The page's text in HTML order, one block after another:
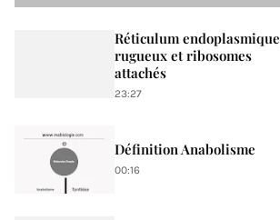
Réticulum endoplasmique
rugueux et ribosomes
attachés
23:27
Définition Anabolisme
00:16